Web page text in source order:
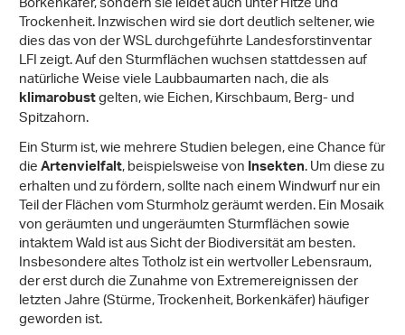
Trockenheit. Inzwischen wird sie dort deutlich seltener, wie
dies das von der WSL durchgeführte Landesforstinventar
LFI zeigt. Auf den Sturmflächen wuchsen stattdessen auf
natürliche Weise viele Laubbaumarten nach, die als
klimarobustgelten, wie Eichen, Kirschbaum, Berg- und
Spitzahorn.
Ein Sturm ist, wie mehrere Studien belegen, eine Chance für
dieArtenvielfalt, beispielsweise vonInsekten. Um diese zu
erhalten und zu fördern, sollte nach einem Windwurf nur ein
Teil der Flächen vom Sturmholz geräumt werden. Ein Mosaik
von geräumten und ungeräumten Sturmflächen sowie
intaktem Wald ist aus Sicht der Biodiversität am besten.
Insbesondere altes Totholz ist ein wertvoller Lebensraum,
der erst durch die Zunahme von Extremereignissen der
letzten Jahre (Stürme, Trockenheit, Borkenkäfer) häufiger
geworden ist.